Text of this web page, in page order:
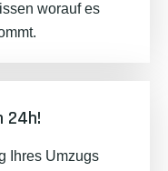
worauf es
24h!
Ihres Umzugs